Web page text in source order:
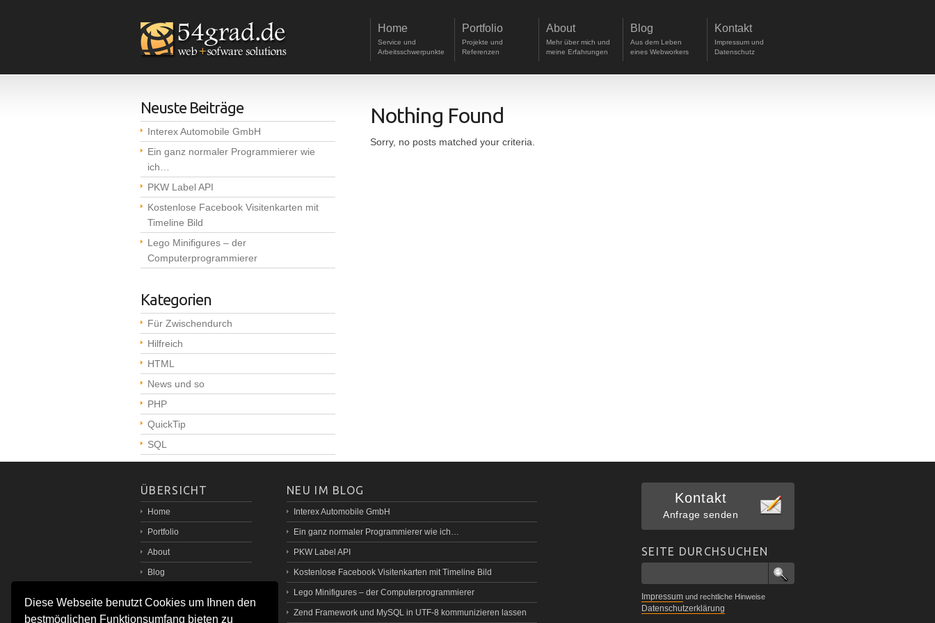
Diese Webseite benutzt Cookies um Ihnen den
bestmöglichen Funktionsumfang bieten zu
Home
Service und
Arbeitsschwerpunkte
Portfolio
Projekte und
Referenzen
About
Mehr über mich und
meine Erfahrungen
Blog
Aus dem Leben
eines Webworkers
Kontakt
Impressum und
Datenschutz
Nothing Found
Sorry, no posts matched your criteria.
Neuste Beiträge
Interex Automobile GmbH
Ein ganz normaler Programmierer wie
ich…
PKW Label API
Kostenlose Facebook Visitenkarten mit
Timeline Bild
Lego Minifigures – der
Computerprogrammierer
Kategorien
Für Zwischendurch
Hilfreich
HTML
News und so
PHP
QuickTip
SQL
ÜBERSICHT
Home
Portfolio
About
Blog
nach oben / top
NEU IM BLOG
Interex Automobile GmbH
Ein ganz normaler Programmierer wie ich…
PKW Label API
Kostenlose Facebook Visitenkarten mit Timeline Bild
Lego Minifigures – der Computerprogrammierer
Zend Framework und MySQL in UTF-8 kommunizieren lassen
Kontakt
Anfrage senden
SEITE DURCHSUCHEN
Impressum und rechtliche Hinweise
Datenschutzerklärung